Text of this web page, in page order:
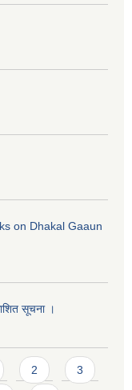
on Dhakal Gaaun
सूचना ।
2 3